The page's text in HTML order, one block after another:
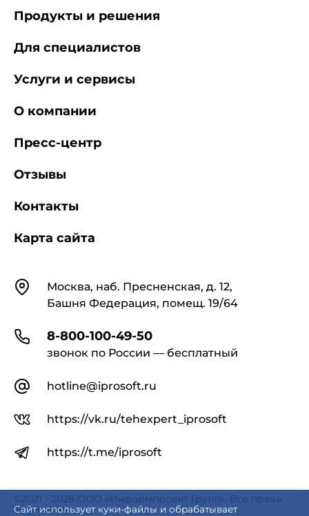
Сайт использует куки-файлы и обрабатывает
КонтактыМосква, наб. Пресненская, д. 12,
Башня Федерация, помещ. 19/64
8-800-100-49-50
звонок по России — бесплатный
hotline@iprosoft.ru
https://vk.ru/tehexpert_iprosoft
https://t.me/iprosoft
Продукты и решения
Для специалистов
Услуги и сервисы
О компании
Пресс-центр
Отзывы
Контакты
Карта сайта
©2021 - 2026 ООО «Информпроект Групп». Все права
защищены.